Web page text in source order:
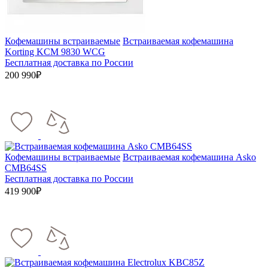
Кофемашины встраиваемые Встраиваемая кофемашина
Korting KCM 9830 WCG
Бесплатная доставка по России
200 990₽
Кофемашины встраиваемые Встраиваемая кофемашина Asko
CMB64SS
Бесплатная доставка по России
419 900₽